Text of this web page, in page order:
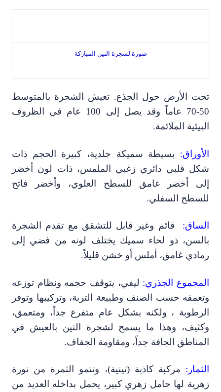
صورة لشجرة التين المباركة
الأرض حول الجذع. تعيش الشجرة بالمتوسط
50-70 عاماً وقد يصل إلى 100 عام في الظروف
الملائمة.
بسيطة سميكة جلدية،كبيرة الحجم ذات
قلبي دائري زغبي الملمس،ذات لون أخضر
أخضر غامق للسطح العلوي،وأخضر فاتح
السفلي.
قائم وغير قابل للتشقق مع تقدم الشجرة
ذو لحاء سميك يختلف لونه من فضي إلى
غامق،أملس أو خشن قليلاً.
الجذري:ليفي،يتوقف حجمه ونظام توزعه
حسب الصنف وطبيعة التربة،وتركيبها وتوفر
، ولكنه بشكل عام متفرع جداً ،ومتعمق،
،وهذا ما يسمح لشجرة التين بالعيش في
الجافة جداً ،ومقاومة الجفاف.
مركبة كاذبة (تينية)،وتنمو الثمرة من نورة
لها حامل زهري كبير،يحمل بداخله العديد من